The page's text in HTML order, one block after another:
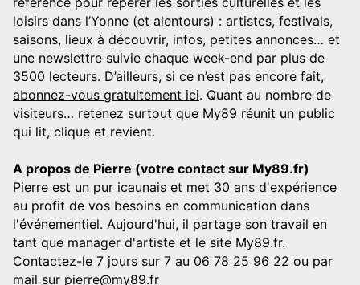
loisirs dans l’Yonne (et alentours) : artistes, festivals,
saisons, lieux à découvrir, infos, petites annonces… et
une newslettre suivie chaque week-end par plus de
3500 lecteurs. D’ailleurs, si ce n’est pas encore fait,
abonnez-vous gratuitement ici. Quant au nombre de
visiteurs… retenez surtout que My89 réunit un public
qui lit, clique et revient.
A propos de Pierre (votre contact sur My89.fr)
Pierre est un pur icaunais et met 30 ans d'expérience
au profit de vos besoins en communication dans
l'événementiel. Aujourd'hui, il partage son travail en
tant que manager d'artiste et le site My89.fr.
Contactez-le 7 jours sur 7 au 06 78 25 96 22 ou par
mail sur pierre@my89.fr